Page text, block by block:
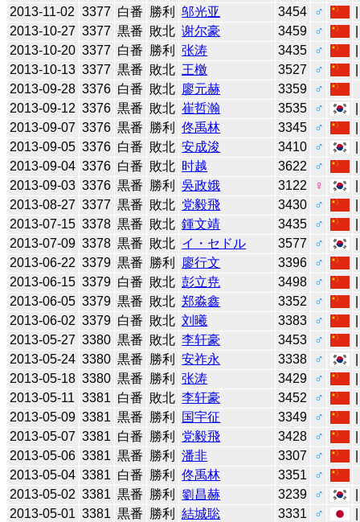
2013-11-02 3377 白番 勝利 邬光亚 3454 ♂
2013-10-27 3377 黒番 敗北 谢尔豪 3459 ♂
2013-10-20 3377 白番 勝利 张涛 3435 ♂
2013-10-13 3377 黒番 敗北 王檄 3527 ♂
2013-09-28 3376 白番 敗北 廖元赫 3359
♂
2013-09-12 3376 黒番 敗北 崔哲瀚 3535 ♂
2013-09-07 3376 黒番 勝利 佟禹林 3345 ♂
2013-09-05 3376 白番 敗北 安成浚 3410 ♂
2013-09-04 3376 白番 敗北 时越 3622 ♂
2013-09-03 3376 黒番 勝利 吳政娥 3122 ♀
2013-08-27 3377 黒番 敗北 党毅飛 3430 ♂
2013-07-15 3378 黒番 敗北 鍾文靖 3435 ♂
2013-07-09 3378 黒番 敗北 イ・セドル 3577 ♂
2013-06-22 3379 黒番 勝利 廖行文 3396 ♂
2013-06-15 3379 白番 敗北 彭立尭 3498 ♂
2013-06-05 3379 黒番 敗北 郑淼鑫 3352 ♂
2013-06-02 3379 白番 敗北 刘曦 3383 ♂
2013-05-27 3380 黒番 敗北 李轩豪 3453 ♂
2013-05-24 3380 黒番 勝利 安祚永 3338 ♂
2013-05-18 3380 黒番 勝利 张涛 3429 ♂
2013-05-11 3381 白番 敗北 李轩豪 3452 ♂
2013-05-09 3381 黒番 勝利 国宇征 3349 ♂
2013-05-07 3381 白番 勝利 党毅飛 3428 ♂
2013-05-06 3381 黒番 勝利 潘非 3307 ♂
2013-05-04 3381 白番 勝利 佟禹林 3351
♂
2013-05-02 3381 黒番 勝利 劉昌赫 3239 ♂
2013-05-01 3381 黒番 勝利 結城聡 3331 ♂